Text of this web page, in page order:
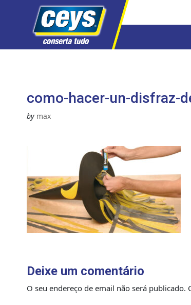
como-hacer-un-disfraz-
by max
Deixe um comentário
O seu endereço de email não será publicado.